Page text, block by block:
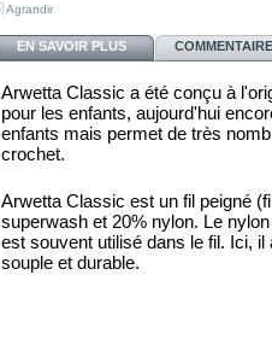
Agrandir
EN SAVOIR PLUS
Arwetta Classic a été conçu à
pour les enfants, aujourd'hui
enfants mais permet de très
crochet.
Arwetta Classic est un fil peigné
superwash et 20% nylon. Le
est souvent utilisé dans le fil. Ici,
souple et durable.